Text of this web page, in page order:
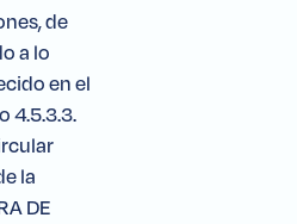
de
a lo
en el
4.5.3.3.
la
DE